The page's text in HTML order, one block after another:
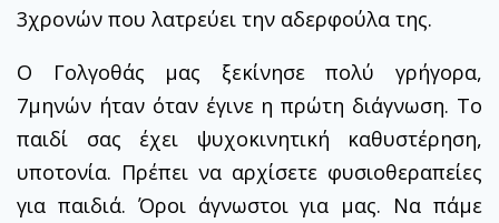
3χρονών που λατρεύει την αδερφούλα της.
Ο Γολγοθάς μας ξεκίνησε πολύ γρήγορα,
7μηνών ήταν όταν έγινε η πρώτη διάγνωση. Το
παιδί σας έχει ψυχοκινητική καθυστέρηση,
υποτονία. Πρέπει να αρχίσετε φυσιοθεραπείες
για παιδιά. Όροι άγνωστοι για μας. Να πάμε